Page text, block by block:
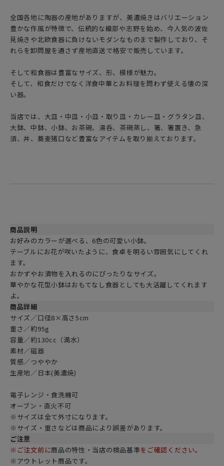
全国各地に陶器の産地がありますが、美濃焼きはバリエーション
豊かな作風が特徴で、伝統的な織部や志野を始め、今人気の波佐
見焼きや北欧食器に負けないモダンなものまで製作しており、そ
れらを卸問屋を通さず産地直送で格安で販売しています。
そして和食器は豊富なサイズ、形、模様が魅力。
そして、和食だけでなく洋食中華とお料理を問わず使える懐の深
い器。
当店では、大皿・中皿・小皿・取り皿・カレー皿・グラタン皿、
大鉢、中鉢、小鉢、お茶碗、湯呑、茶碗蒸し、箸、箸置き、急
須、丼、蕎麦猪口など豊富なアイテムを取り揃えております。
商品説明
お好みのカラーが選べる、6色の可愛い小鉢。
テーブルにお花が咲いたように、食卓を明るい雰囲気にしてくれ
ます。
おかずやお漬物を入れるのにぴったりなサイズ。
華やかな花型小鉢はおもてなし食器としても大活躍してくれます
よ。
商品詳細
サイズ／口径8×高さ5cm
重さ／約95g
容量／約130cc（満水）
素材／磁器
質感／つややか
生産地／日本(美濃焼)
電子レンジ・食洗機可
オーブン・直火不可
※サイズは全て外寸になります。
※サイズ・重さなどは商品により誤差があります。
ご注意
※ご注文前に商品の特性・当店の検品基準をご確認ください。
※アウトレット商品です。